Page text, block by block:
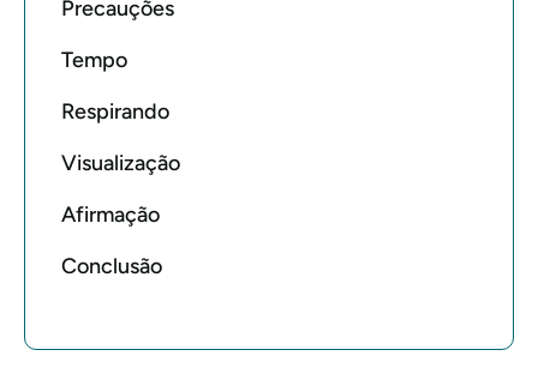
Precauções
Tempo
Respirando
Visualização
Afirmação
Conclusão